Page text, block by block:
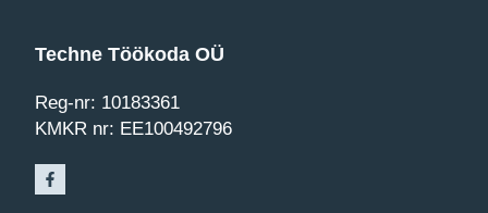
Techne Töökoda OÜ
Reg-nr: 10183361
KMKR nr: EE100492796